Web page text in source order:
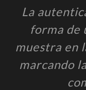
La
forma de
muestra en
marcando